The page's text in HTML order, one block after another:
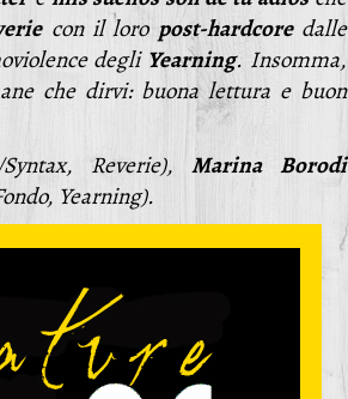
con il loro post-hardcoredalle
degli Yearning. Insomma,
che dirvi: buona lettura e buon
Reverie), Marina Borodi
Yearning).